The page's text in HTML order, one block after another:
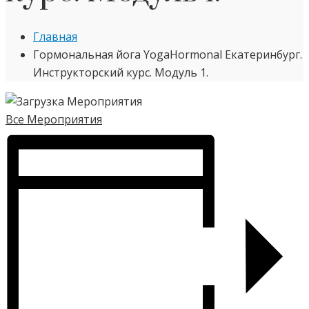
Главная
Гормональная йога YogaHormonal Екатеринбург.
Инструкторский курс. Модуль 1.
Все Мероприятия